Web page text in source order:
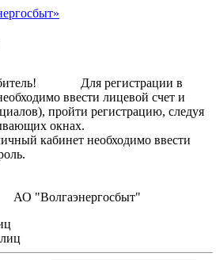
Для регистрации в
ввести лицевой счет и
пройти регистрацию, следуя
всплывающих окнах.
кабинет необходимо ввести
счет и пароль.